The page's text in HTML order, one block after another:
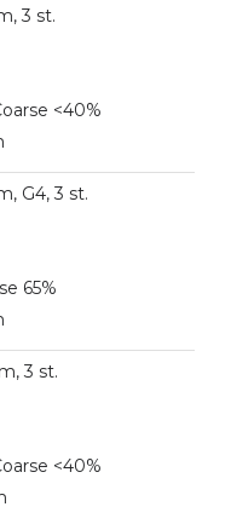
3 st.
<40%
G4, 3 st.
65%
3 st.
<40%